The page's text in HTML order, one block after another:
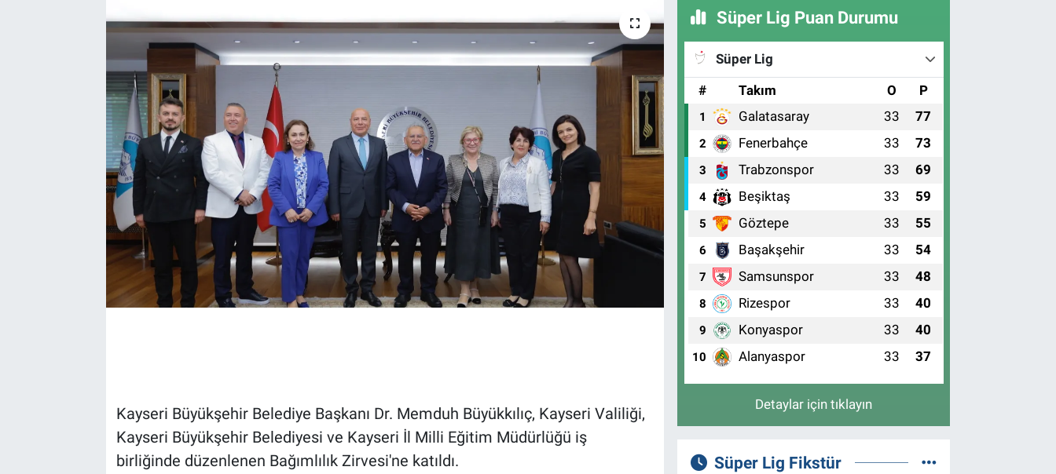
Kayseri Büyükşehir Belediye Başkanı Dr. Memduh Büyükkılıç, Kayseri Valiliği,
Kayseri Büyükşehir Belediyesi ve Kayseri İl Milli Eğitim Müdürlüğü iş
birliğinde düzenlenen Bağımlılık Zirvesi'ne katıldı.
Süper Lig Puan Durumu
Süper Lig
#
Takım O P
1 Galatasaray 33 77
2 Fenerbahçe 33 73
3 Trabzonspor 33 69
4 Beşiktaş 33 59
5 Göztepe 33 55
6 Başakşehir 33 54
7 Samsunspor 33 48
8 Rizespor 33 40
9 Konyaspor 33 40
10 Alanyaspor 33 37
Detaylar için tıklayın
Süper Lig Fikstür